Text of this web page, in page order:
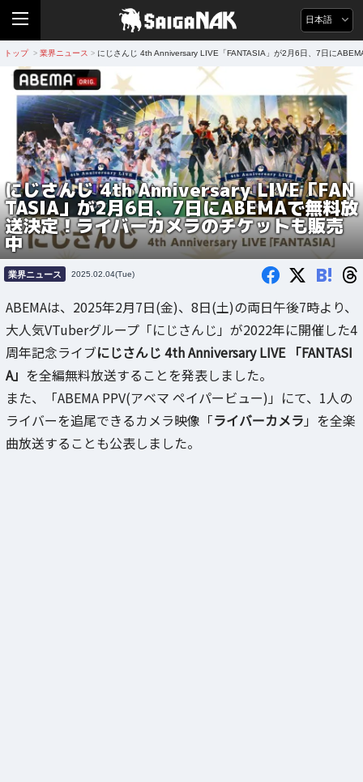
日本語
トップ > 業界ニュース > にじさんじ 4th Anniversary LIVE「FANTASIA」が2月6日、7日に
にじさんじ 4th Anniversary LIVE「FAN
TASIA」が2月6日、7日にABEMAで無料放
送決定！ライバーカメラのチケットも販売
中
業界ニュース 2025.02.04(Tue) B!
ABEMAは、2025年2月7日(金)、8日(土)の両日午後7時より、
大人気VTuberグループ「にじさんじ」が2022年に開催した4
周年記念ライブにじさんじ 4th Anniversary LIVE 「FANTASI
A」 を全編無料放送することを発表しました。
また、「ABEMA PPV(アベマ ペイパービュー)」にて、1人の
ライバーを追尾できるカメラ映像「ライバーカメラ 」を全楽
曲放送することも公表しました。